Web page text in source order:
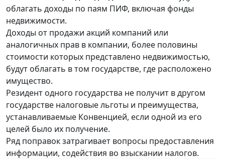
облагать доходы по паям ПИФ, включая фонды
недвижимости.
Доходы от продажи акций компаний или
аналогичных прав в компании, более половины
стоимости которых представлено недвижимостью,
будут облагать в том государстве, где расположено
имущество.
Резидент одного государства не получит в другом
государстве налоговые льготы и преимущества,
устанавливаемые Конвенцией, если одной из его
целей было их получение.
Ряд поправок затрагивает вопросы предоставления
информации, содействия во взыскании налогов.